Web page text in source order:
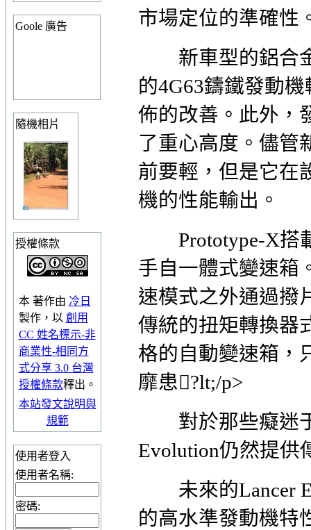
Goole 廣告
隨機相片
授權條款
本 著作由 冷日
製作，以 創用
CC 姓名標示-非
商業性-相同方
式分享 3.0 台灣
授權條款釋出。
本站發文說明與
規範
使用者登入
使用者名稱:
密碼:
市場定位的準確性
新車型的鋁合金
的4G63鑄鐵發動
佈的改善。此外，
了重心高度。儘管
前要輕，但是它在
機的性能輸出。
Prototype-X搭載
手自一體式變速箱
速模式之外通過撥
傳統的扭矩轉換器
格的自動變速箱，
靡患?lt;/p>
對於那些癡迷于
Evolution仍然提供
未來的Lancer
的高水準發動機特